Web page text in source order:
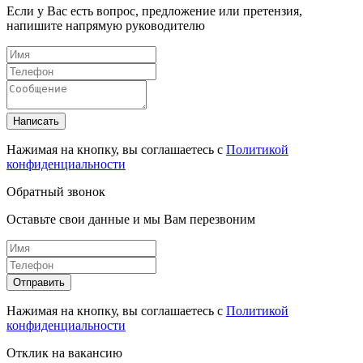
Если у Вас есть вопрос, предложение или претензия,
напишите напрямую руководителю
Написать
Нажимая на кнопку, вы соглашаетесь с Политикой
конфиденциальности
Обратный звонок
Оставьте свои данные и мы Вам перезвоним
Отправить
Нажимая на кнопку, вы соглашаетесь с Политикой
конфиденциальности
Отклик на вакансию